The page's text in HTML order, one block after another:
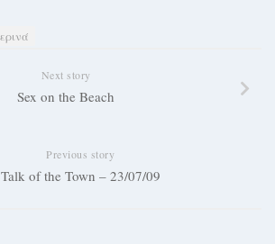
Next story
Sex on the Beach
Previous story
Talk of the Town – 23/07/09